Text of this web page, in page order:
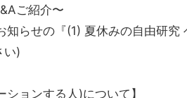
ご紹介〜
知らせの『(1) 夏休みの自由研究
い)
ションする人)について】